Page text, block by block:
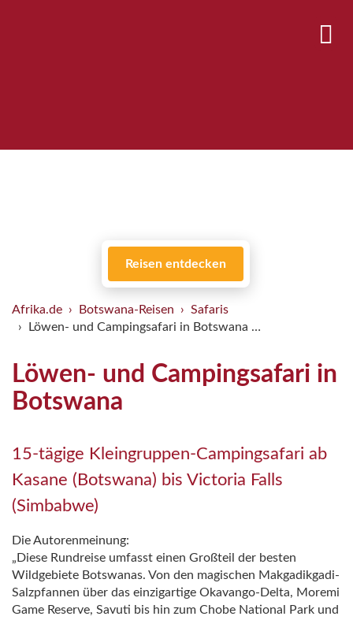
Reisen entdecken
Afrika.de Botswana-Reisen
Safaris
Löwen- und Campingsafari in Botswana …
Löwen- und Campingsafari in
Botswana
15-tägige Kleingruppen-Campingsafari ab
Kasane (Botswana) bis Victoria Falls
(Simbabwe)
Die Autorenmeinung:
„Diese Rundreise umfasst einen Großteil der besten
Wildgebiete Botswanas. Von den magischen Makgadikgadi-
Salzpfannen über das einzigartige Okavango-Delta, Moremi
Game Reserve, Savuti bis hin zum Chobe National Park und